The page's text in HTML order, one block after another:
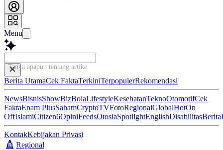
Menu
Tanya apapun tentang artikel ini...
Berita UtamaCek FaktaTerkiniTerpopulerRekomendasi
NewsBisnisShowBizBolaLifestyleKesehatanTeknoOtomotifCek
FaktaEnam PlusSahamCryptoTVFotoRegionalGlobalHotOn
OffIslamiCitizen6OpiniFeedsOtosiaSpotlightEnglishDisabilitasBerita
KontakKebijakan Privasi
Regional